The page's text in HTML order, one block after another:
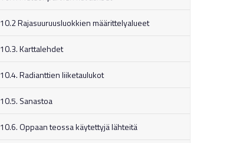
10.2 Rajasuuruusluokkien määrittelyalueet
10.3. Karttalehdet
10.4. Radianttien liiketaulukot
10.5. Sanastoa
10.6. Oppaan teossa käytettyjä lähteitä